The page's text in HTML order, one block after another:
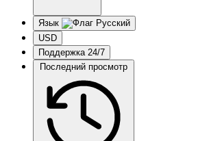
Язык
USD
Поддержка 24/7
Последний просмотр